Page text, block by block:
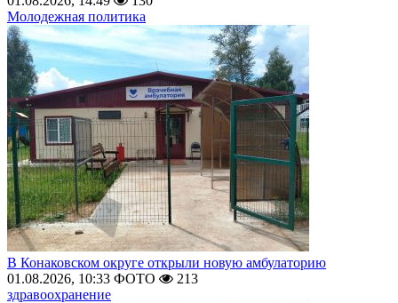
Молодежная политика
В Конаковском округе открыли новую амбулаторию
01.08.2026, 10:33 ФОТО
213
здравоохранение